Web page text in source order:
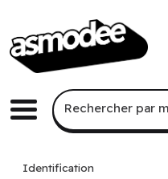
Menu
Recherche
Rechercher par
Identification